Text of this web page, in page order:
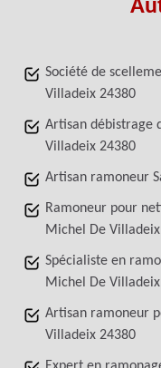
Société de
Villadeix 24380
Artisan débistrage
Villadeix 24380
Artisan ramoneur
Ramoneur pour
Michel De
Spécialiste en
Michel De
Artisan ramoneur
Villadeix 24380